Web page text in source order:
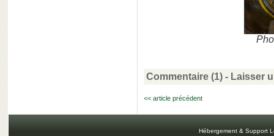
Commentaire (1) - Laisser
<< article précédent
Hébergement & Support